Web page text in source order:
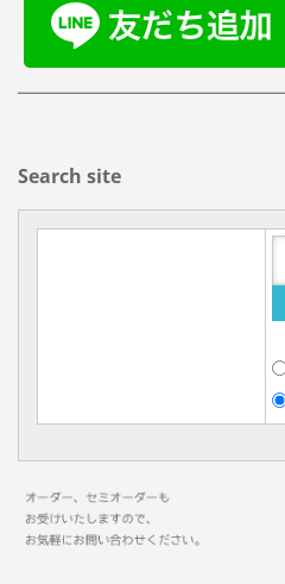
Search site